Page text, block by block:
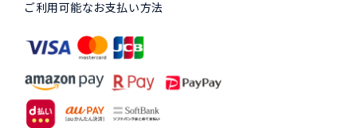
ご利用可能なお支払い方法